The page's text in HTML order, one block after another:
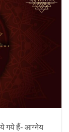
गये हैं- आग्नेय